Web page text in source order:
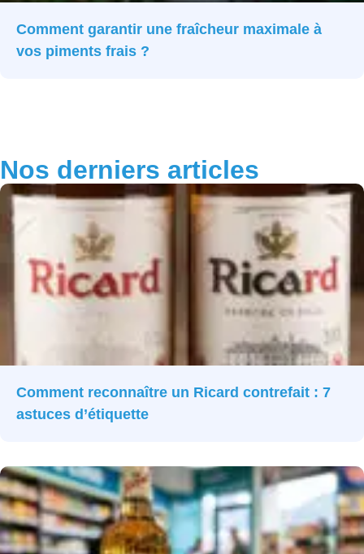
Comment garantir une fraîcheur maximale à
vos piments frais ?
Nos derniers articles
Comment reconnaître un Ricard contrefait : 7
astuces d’étiquette